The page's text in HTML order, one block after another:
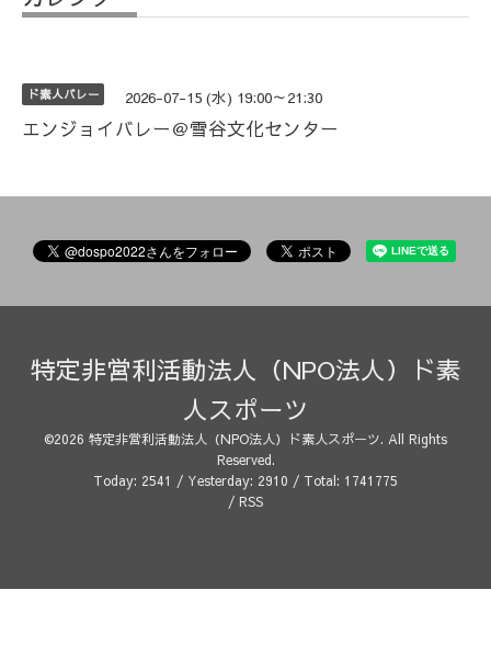
ド素人バレー 2026-07-15 (水) 19:00～21:30
エンジョイバレー＠雪谷文化センター
特定非営利活動法人（NPO法人）ド素
人スポーツ
©2026 特定非営利活動法人（NPO法人）ド素人スポーツ. All Rights
Reserved.
Today: 2541 / Yesterday: 2910 / Total: 1741775
/ RSS